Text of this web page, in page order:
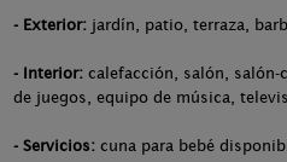
- Exterior: jardín, patio, terraza,
- Interior: calefacción, salón,
de juegos, equipo de música,
- Servicios: cuna para bebé